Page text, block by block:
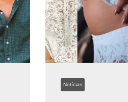
Notícias